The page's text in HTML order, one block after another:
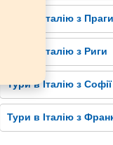
Тури в Італію з Праги
Тури в Італію з Риги
Тури в Італію з Софії
Тури в Італію з